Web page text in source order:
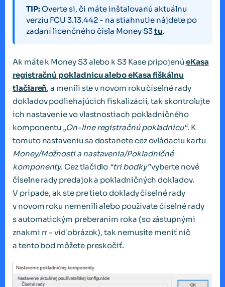
TIP:Overte si, či máte inštalovanú aktuálnu
verziu FCU 3.13.442 - na stiahnutie nájdete po
zadaní licenčného čísla Money S3tu.
Ak máte k Money S3 alebo k S3 Kase pripojenú eKasa
registračnú pokladnicu alebo eKasa fiškálnu
tlačiareň, a menili ste v novom roku číselné rady
dokladov podliehajúcich fiskalizácií, tak skontrolujte
ich nastavenie vo vlastnostiach pokladničného
komponentu „On-line registračnú pokladnicu“. K
tomuto nastaveniu sa dostanete cez ovládaciu kartu
Money/Možnosti a nastavenia/Pokladničné
komponenty. Cez tlačidlo “tri bodky”vyberte nové
číselne rady predajok a pokladničných dokladov.
V prípade, ak ste pre tieto doklady číselné rady
v novom roku nemenili alebo používate číselné rady
s automatickým preberaním roka (so zástupnými
znakmi rr – viď obrázok), tak nemusíte meniť nič
a tento bod môžete preskočiť.